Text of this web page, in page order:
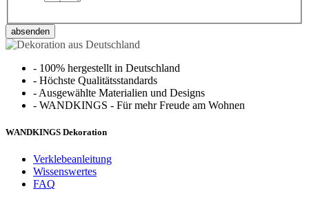
absenden
- 100% hergestellt in Deutschland
- Höchste Qualitätsstandards
- Ausgewählte Materialien und Designs
- WANDKINGS - Für mehr Freude am Wohnen
WANDKINGS Dekoration
Verklebeanleitung
Wissenswertes
FAQ